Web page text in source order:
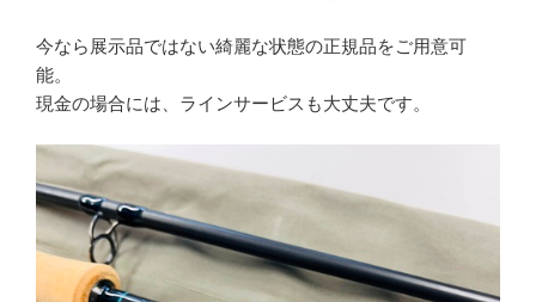
今なら展示品ではない綺麗な状態の正規品をご用意可
能。
現金の場合には、ラインサービスも大丈夫です。